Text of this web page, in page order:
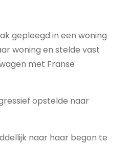
gepleegd in een woning
woning en stelde vast
met Franse
opstelde naar
naar haar begon te